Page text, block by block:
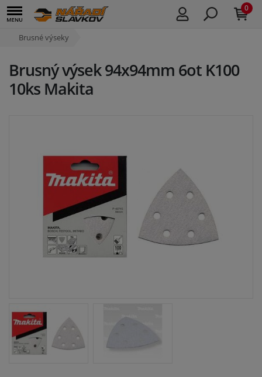
0
Brusné výseky
Brusný výsek 94x94mm 6ot K100
10ks Makita